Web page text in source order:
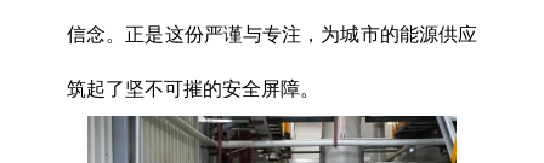
信念。正是这份严谨与专注，为城市的能源供应
筑起了坚不可摧的安全屏障。